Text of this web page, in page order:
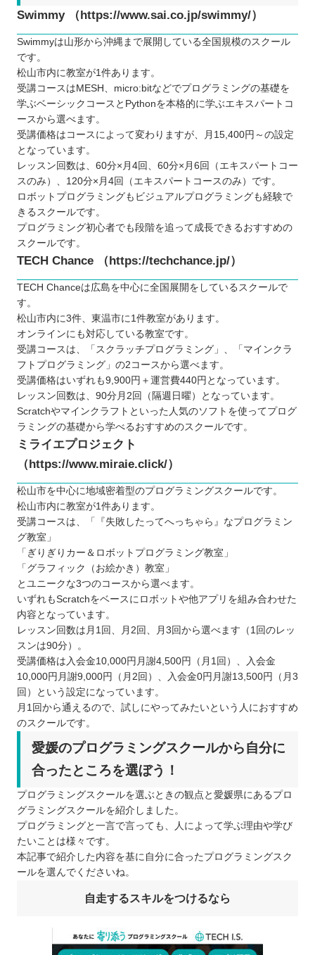
Swimmy （https://www.sai.co.jp/swimmy/）
Swimmyは山形から沖縄まで展開している全国規模のスクール
です。
松山市内に教室が1件あります。
受講コースはMESH、micro:bitなどでプログラミングの基礎を
学ぶベーシックコースとPythonを本格的に学ぶエキスパートコ
ースから選べます。
受講価格はコースによって変わりますが、月15,400円～の設定
となっています。
レッスン回数は、60分×月4回、60分×月6回（エキスパートコー
スのみ）、120分×月4回（エキスパートコースのみ）です。
ロボットプログラミングもビジュアルプログラミングも経験で
きるスクールです。
プログラミング初心者でも段階を追って成長できるおすすめの
スクールです。
TECH Chance （https://techchance.jp/）
TECH Chanceは広島を中心に全国展開をしているスクールで
す。
松山市内に3件、東温市に1件教室があります。
オンラインにも対応している教室です。
受講コースは、「スクラッチプログラミング」、「マインクラ
フトプログラミング」の2コースから選べます。
受講価格はいずれも9,900円＋運営費440円となっています。
レッスン回数は、90分月2回（隔週日曜）となっています。
Scratchやマインクラフトといった人気のソフトを使ってプログ
ラミングの基礎から学べるおすすめのスクールです。
ミライエプロジェクト
（https://www.miraie.click/）
松山市を中心に地域密着型のプログラミングスクールです。
松山市内に教室が1件あります。
受講コースは、「『失敗したってへっちゃら』なプログラミン
グ教室」
「ぎりぎりカー＆ロボットプログラミング教室」
「グラフィック（お絵かき）教室」
とユニークな3つのコースから選べます。
いずれもScratchをベースにロボットや他アプリを組み合わせた
内容となっています。
レッスン回数は月1回、月2回、月3回から選べます（1回のレッ
スンは90分）。
受講価格は入会金10,000円月謝4,500円（月1回）、入会金
10,000円月謝9,000円（月2回）、入会金0円月謝13,500円（月3
回）という設定になっています。
月1回から通えるので、試しにやってみたいという人におすすめ
のスクールです。
愛媛のプログラミングスクールから自分に
合ったところを選ぼう！
プログラミングスクールを選ぶときの観点と愛媛県にあるプロ
グラミングスクールを紹介しました。
プログラミングと一言で言っても、人によって学ぶ理由や学び
たいことは様々です。
本記事で紹介した内容を基に自分に合ったプログラミングスク
ールを選んでくださいね。
自走するスキルをつけるなら